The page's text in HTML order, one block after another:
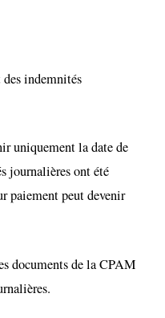
indemnités
uniquement la date de
journalières ont été
paiement peut devenir
documents de la CPAM